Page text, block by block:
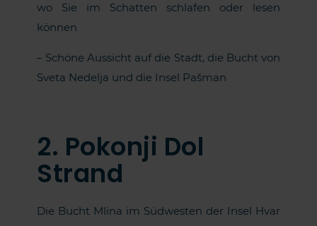
wo Sie im Schatten schlafen oder lesen
können
– Schöne Aussicht auf die Stadt, die Bucht von
Sveta Nedelja und die Insel Pašman
2. Pokonji Dol
Strand
Die Bucht Mlina im Südwesten der Insel Hvar